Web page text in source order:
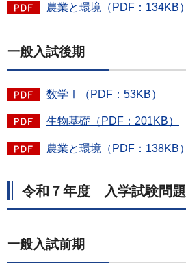
農業と環境（PDF：134KB）
一般入試後期
数学Ⅰ（PDF：53KB）
生物基礎（PDF：201KB）
農業と環境（PDF：138KB）
令和７年度 入学試験問題
一般入試前期